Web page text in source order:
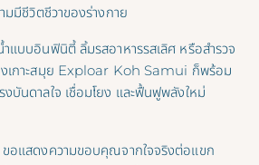
มมีชีวิตชีวาของร่างกาย
ำแบบอินฟินิตี้ ลิ้มรสอาหารรสเลิศ หรือสำรวจ
งเกาะสมุย Exploar Koh Samui ก็พร้อม
บันดาลใจ เชื่อมโยง และฟื้นฟูพลังใหม่
แสดงความขอบคุณจากใจจริงต่อแขก